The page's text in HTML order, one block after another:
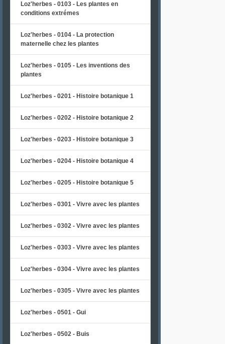
Loz'herbes - 0103 - Les plantes en
conditions extrémes
Loz'herbes - 0104 - La protection
maternelle chez les plantes
Loz'herbes - 0105 - Les inventions des
plantes
Loz'herbes - 0201 - Histoire botanique 1
Loz'herbes - 0202 - Histoire botanique 2
Loz'herbes - 0203 - Histoire botanique 3
Loz'herbes - 0204 - Histoire botanique 4
Loz'herbes - 0205 - Histoire botanique 5
Loz'herbes - 0301 - Vivre avec les plantes
Loz'herbes - 0302 - Vivre avec les plantes
Loz'herbes - 0303 - Vivre avec les plantes
Loz'herbes - 0304 - Vivre avec les plantes
Loz'herbes - 0305 - Vivre avec les plantes
Loz'herbes - 0501 - Gui
Loz'herbes - 0502 - Buis